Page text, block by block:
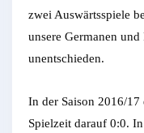
zwei Auswärtsspiele
unsere Germanen
unentschieden.
In der Saison 2016/
Spielzeit darauf 0:0.